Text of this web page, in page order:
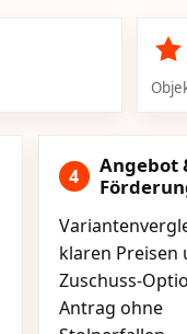
4
Angebot
klaren Preisen
Zuschuss-
Antrag ohne